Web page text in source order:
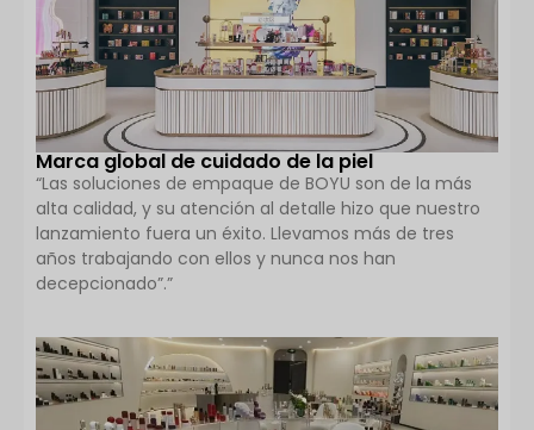
Marca global de cuidado de la piel
“Las soluciones de empaque de BOYU son de la más
alta calidad, y su atención al detalle hizo que nuestro
lanzamiento fuera un éxito. Llevamos más de tres
años trabajando con ellos y nunca nos han
decepcionado”.”